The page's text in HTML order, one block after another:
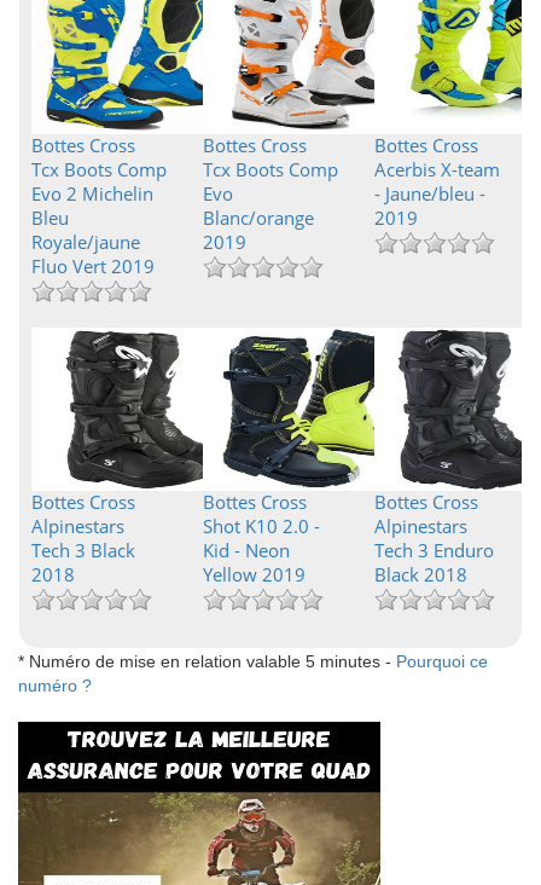
Bottes Cross
Tcx Boots Comp
Evo 2 Michelin
Bleu
Royale/jaune
Fluo Vert 2019
Bottes Cross
Tcx Boots Comp
Evo
Blanc/orange
2019
Bottes Cross
Acerbis X-team
- Jaune/bleu -
2019
Bottes Cross
Alpinestars
Tech 3 Black
2018
Bottes Cross
Shot K10 2.0 -
Kid - Neon
Yellow 2019
Bottes Cross
Alpinestars
Tech 3 Enduro
Black 2018
* Numéro de mise en relation valable 5 minutes - Pourquoi ce
numéro ?